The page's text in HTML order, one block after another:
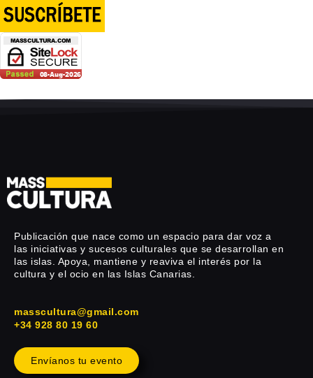
Publicación que nace como un espacio para dar voz a
las iniciativas y sucesos culturales que se desarrollan en
las islas. Apoya, mantiene y reaviva el interés por la
cultura y el ocio en las Islas Canarias.
masscultura@gmail.com
+34 928 80 19 60
Envíanos tu evento